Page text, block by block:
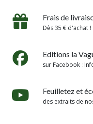
Frais de
Dès 35 € d'achat !
Editions la
sur Facebook :
Feuilletez et
des extraits de